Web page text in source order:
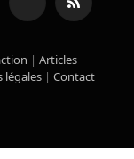
TikTok RSS
| Articles
légales | Contact